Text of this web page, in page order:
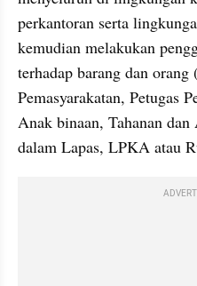
perkantoran serta
kemudian melakukan
terhadap barang dan
Pemasyarakatan, Petugas
Anak binaan, Tahanan
dalam Lapas, LPKA atau